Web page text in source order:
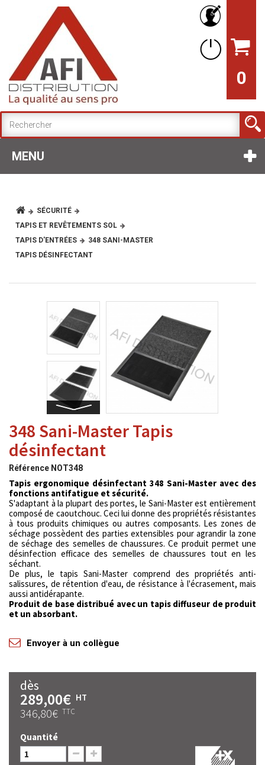
0
MENU
SÉCURITÉ
TAPIS ET REVÊTEMENTS SOL
TAPIS D'ENTRÉES
348 SANI-MASTER
TAPIS DÉSINFECTANT
348 Sani-Master Tapis
désinfectant
Référence NOT348
Tapis ergonomique désinfectant 348 Sani-Master avec des
fonctions antifatigue et sécurité.
S'adaptant à la plupart des portes, le Sani-Master est entièrement
composé de caoutchouc. Ceci lui donne des propriétés résistantes
à tous produits chimiques ou autres composants. Les zones de
séchage possèdent des parties extensibles pour agrandir la zone
de séchage des semelles de chaussures. Ce produit permet une
désinfection efficace des semelles de chaussures tout en les
séchant.
De plus, le tapis Sani-Master comprend des propriétés anti-
salissures, de rétention d'eau, de résistance à l'écrasement, mais
aussi antidérapante.
Produit de base distribué avec un tapis diffuseur de produit
et un absorbant.
Envoyer à un collègue
dès
289,00€ HT
346,80€ TTC
Quantité